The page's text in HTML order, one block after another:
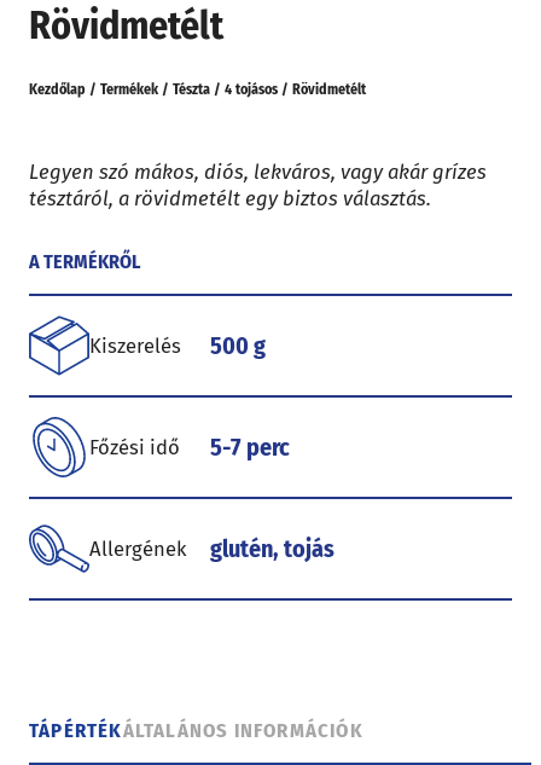
Rövidmetélt
Kezdőlap / Termékek / Tészta / 4 tojásos / Rövidmetélt
Legyen szó mákos, diós, lekváros, vagy akár grízes
tésztáról, a rövidmetélt egy biztos választás.
A TERMÉKRŐL
Kiszerelés 500 g
Főzési idő 5-7 perc
Allergének glutén, tojás
TÁPÉRTÉKÁLTALÁNOS INFORMÁCIÓK